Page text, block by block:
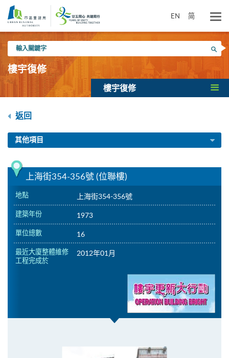
內
EN 简
入
關
鍵
搜尋
樓宇復修
樓宇復修
返回
其他項目
上海街354-356號 (位聯樓)
地點 上海街354-356號
建築年份 1973
單位總數 16
最近大廈整體維修
工程完成於
2012年01月